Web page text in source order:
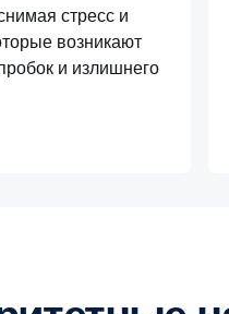
стресс и
возникают
и излишнего